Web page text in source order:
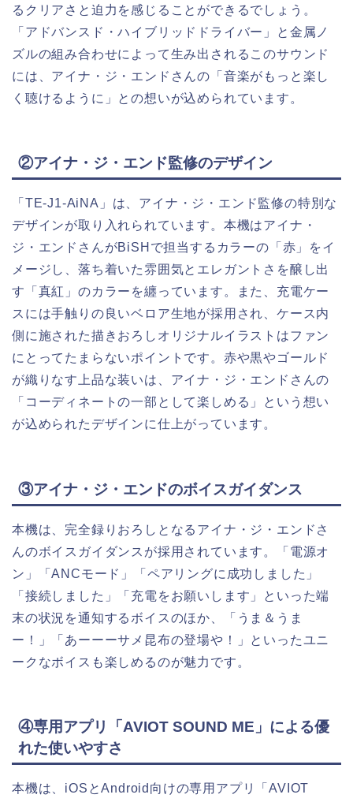
るクリアさと迫力を感じることができるでしょう。
「アドバンスド・ハイブリッドドライバー」と金属ノ
ズルの組み合わせによって生み出されるこのサウンド
には、アイナ・ジ・エンドさんの「音楽がもっと楽し
く聴けるように」との想いが込められています。
②アイナ・ジ・エンド監修のデザイン
「TE-J1-AiNA」は、アイナ・ジ・エンド監修の特別な
デザインが取り入れられています。本機はアイナ・
ジ・エンドさんがBiSHで担当するカラーの「赤」をイ
メージし、落ち着いた雰囲気とエレガントさを醸し出
す「真紅」のカラーを纏っています。また、充電ケー
スには手触りの良いベロア生地が採用され、ケース内
側に施された描きおろしオリジナルイラストはファン
にとってたまらないポイントです。赤や黒やゴールド
が織りなす上品な装いは、アイナ・ジ・エンドさんの
「コーディネートの一部として楽しめる」という想い
が込められたデザインに仕上がっています。
③アイナ・ジ・エンドのボイスガイダンス
本機は、完全録りおろしとなるアイナ・ジ・エンドさ
んのボイスガイダンスが採用されています。「電源オ
ン」「ANCモード」「ペアリングに成功しました」
「接続しました」「充電をお願いします」といった端
末の状況を通知するボイスのほか、「うま＆うま
ー！」「あーーーサメ昆布の登場や！」といったユニ
ークなボイスも楽しめるのが魅力です。
④専用アプリ「AVIOT SOUND ME」による優
れた使いやすさ
本機は、iOSとAndroid向けの専用アプリ「AVIOT